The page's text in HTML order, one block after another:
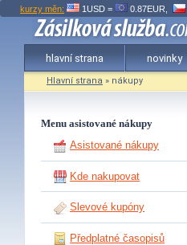
kurzy měn: 1USD = 0.87EUR,
hlavní strana novinky
Hlavní strana » nákupy
Menu asistované nákupy
Asistované nákupy
Kde nakupovat
Slevové kupóny
Předplatné časopisů